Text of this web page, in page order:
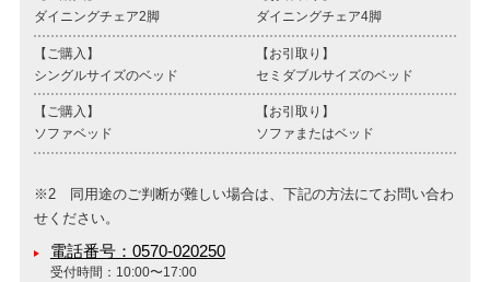
ダイニングチェア2脚
ダイニングチェア4脚
【ご購入】
シングルサイズのベッド
【お引取り】
セミダブルサイズのベッド
【ご購入】
ソファベッド
【お引取り】
ソファまたはベッド
※2 同用途のご判断が難しい場合は、下記の方法にてお問い合わ
せください。
電話番号：0570-020250
受付時間：10:00〜17:00